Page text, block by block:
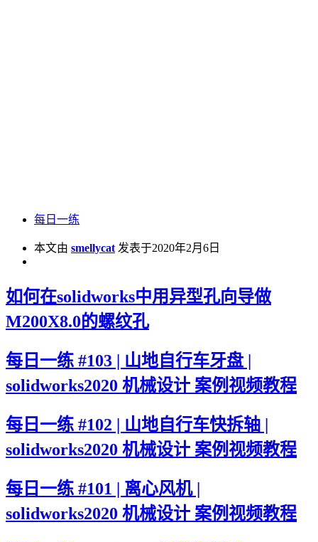
每日一练
本文由 smellycat 发表于2020年2月6日
如何在solidworks中用异型孔向导做
M200X8.0的螺纹孔
每日一练 #103 | 山地自行车牙盘 |
solidworks2020 机械设计 案例视频教程
每日一练 #102 | 山地自行车快拆轴 |
solidworks2020 机械设计 案例视频教程
每日一练 #101 | 离心风机 |
solidworks2020 机械设计 案例视频教程